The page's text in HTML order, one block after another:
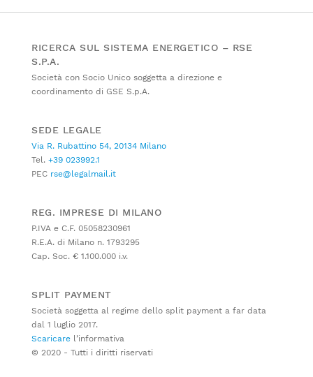
RICERCA SUL SISTEMA ENERGETICO – RSE
S.P.A.
Società con Socio Unico soggetta a direzione e
coordinamento di GSE S.p.A.
SEDE LEGALE
Via R. Rubattino 54, 20134 Milano
Tel. +39 023992.1
PEC rse@legalmail.it
REG. IMPRESE DI MILANO
P.IVA e C.F. 05058230961
R.E.A. di Milano n. 1793295
Cap. Soc. € 1.100.000 i.v.
SPLIT PAYMENT
Società soggetta al regime dello split payment a far data
dal 1 luglio 2017.
Scaricare l’informativa
© 2020 - Tutti i diritti riservati